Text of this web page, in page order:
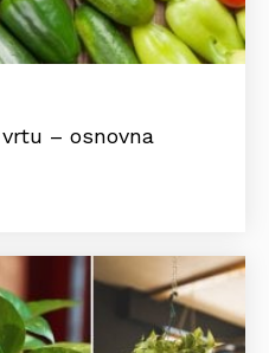
– osnovna